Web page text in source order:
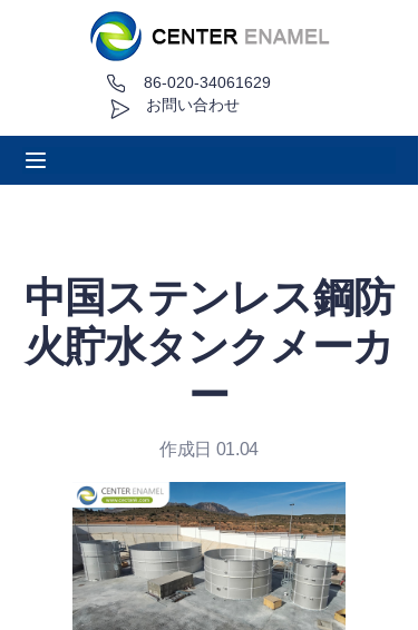
お問い合わせ
86-020-34061629
中国ステンレス鋼防
火貯水タンクメーカ
ー
作成日 01.04
について
プロジェクト事例